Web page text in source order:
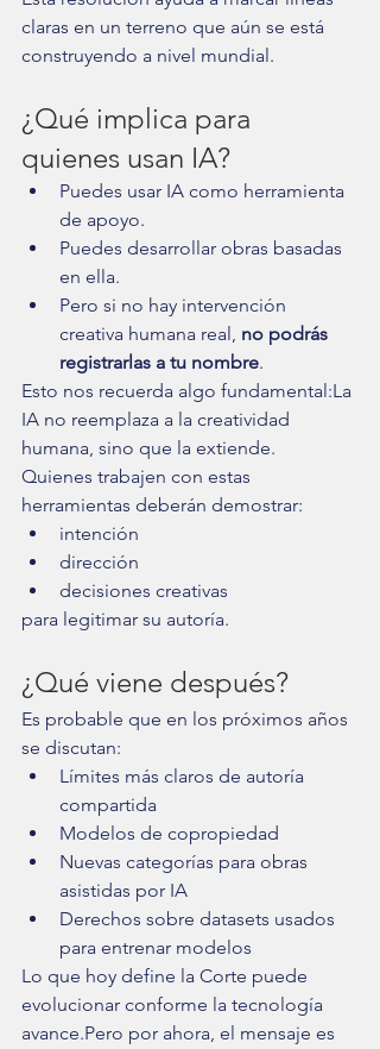
claras en un terreno que aún se está
construyendo a nivel mundial.
¿Qué implica para
quienes usan IA?
Puedes usar IA como herramienta
de apoyo.
Puedes desarrollar obras basadas
en ella.
Pero si no hay intervención
creativa humana real, no podrás
registrarlas a tu nombre.
Esto nos recuerda algo fundamental:La
IA no reemplaza a la creatividad
humana, sino que la extiende.
Quienes trabajen con estas
herramientas deberán demostrar:
intención
dirección
decisiones creativas
para legitimar su autoría.
¿Qué viene después?
Es probable que en los próximos años
se discutan:
Límites más claros de autoría
compartida
Modelos de copropiedad
Nuevas categorías para obras
asistidas por IA
Derechos sobre datasets usados
para entrenar modelos
Lo que hoy define la Corte puede
evolucionar conforme la tecnología
avance.Pero por ahora, el mensaje es